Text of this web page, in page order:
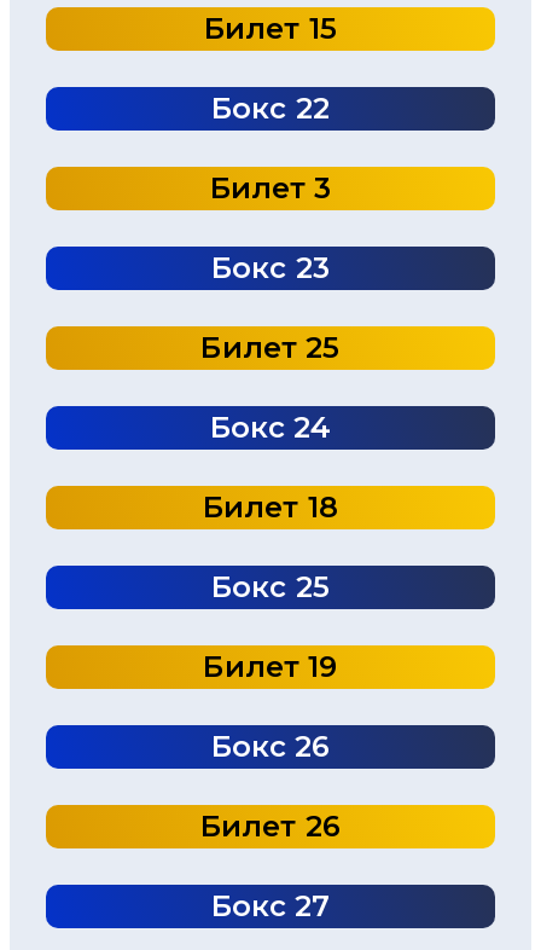
Билет 15
Бокс 22
Билет 3
Бокс 23
Билет 25
Бокс 24
Билет 18
Бокс 25
Билет 19
Бокс 26
Билет 26
Бокс 27